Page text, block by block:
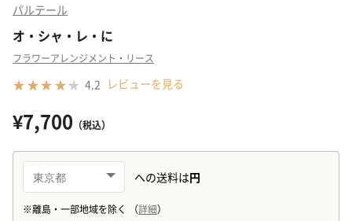
パルテール
オ・シャ・レ・に
フラワーアレンジメント・リース
4.2 レビューを見る
¥7,700 （税込）